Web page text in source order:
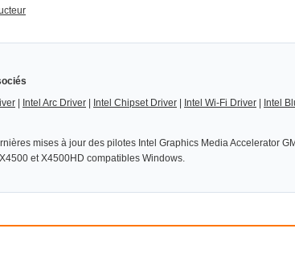
| Intel Arc Driver | Intel Chipset Driver | Intel Wi-Fi Driver | Intel
mises à jour des pilotes Intel Graphics Media Accelerator
et X4500HD compatibles Windows.